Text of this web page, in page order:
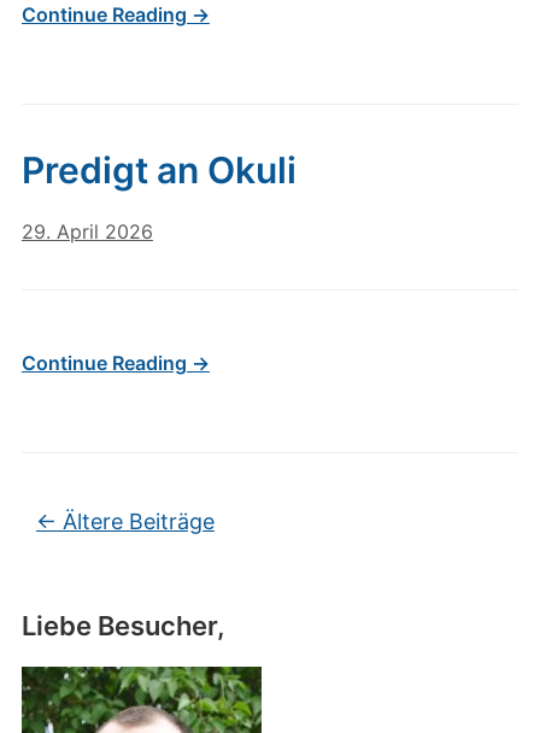
Liebe Besucher,
Continue Reading →
Predigt an Okuli
29. April 2026
Continue Reading →
Beitragsnavigation
← Ältere Beiträge